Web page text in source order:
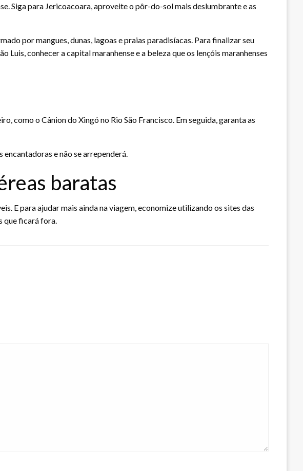
Siga para Jericoacoara, aproveite o pôr-do-sol mais deslumbrante e as
por mangues, dunas, lagoas e praias paradisíacas. Para finalizar seu
Luis, conhecer a capital maranhense e a beleza que os lençóis maranhenses
como o Cânion do Xingó no Rio São Francisco. Em seguida, garanta as
e não se arrependerá.
baratas
E para ajudar mais ainda na viagem, economize utilizando os sites das
que ficará fora.